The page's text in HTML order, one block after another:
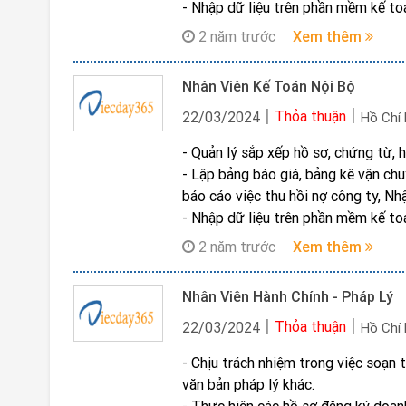
- Nhập dữ liệu trên phần mềm kế
- Làm việc với đối tác khi có sự cố
quy định về thuế và pháp luật
chính trung thực và hợp lý.
2 năm trước Xem thêm
Nhân Viên Kế Toán Nội Bộ
22/03/2024
Thỏa thuận Hồ Chí
- Quản lý sắp xếp hồ sơ, chứng từ,
- Lập bảng báo giá, bảng kê vận
báo cáo việc thu hồi nợ công ty,
- Nhập dữ liệu trên phần mềm kế
- Làm việc với đối tác khi có sự cố
quy định về thuế và pháp luật
chính trung thực và hợp lý.
kiến trong việc xây dựng Hệ thống
và Hệ thống công ty.
2 năm trước Xem thêm
Nhân Viên Hành Chính - Pháp Lý
22/03/2024
Thỏa thuận Hồ Chí
- Chịu trách nhiệm trong việc soạn
văn bản pháp lý khác.